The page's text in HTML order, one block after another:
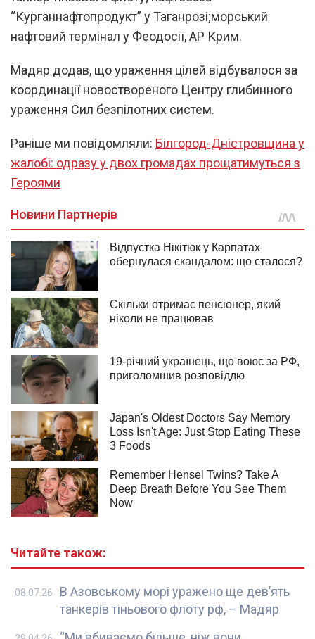
“Курганнафтопродукт” у Таганрозі;морський
нафтовий термінал у Феодосії, АР Крим.
Мадяр додав, що ураження цілей відбувалося за
координації новоствореного Центру глибинного
ураження Сил безпілотних систем.
Раніше ми повідомляли: Білгород-Дністровщина у
жалобі: одразу у двох громадах прощатимуться з
Героями
Читайте також:
В Азовському морі уражено ще дев’ять
танкерів тіньового флоту рф, – Мадяр
08.07.26